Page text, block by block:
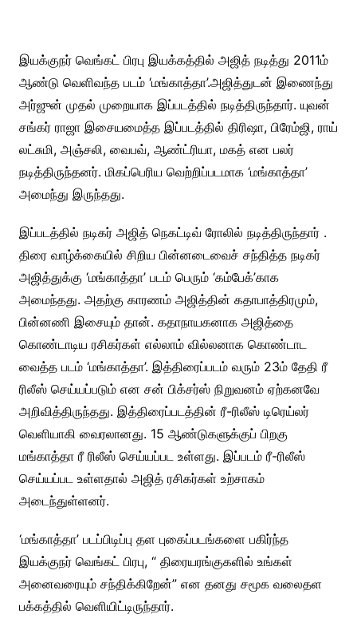
இயக்குநர் வெங்கட் பிரபு இயக்கத்தில் அஜித் நடித்து 2011ம்
ஆண்டு வெளிவந்த படம் ‘மங்காத்தா’.அஜித்துடன் இணைந்து
அர்ஜுன் முதல் முறையாக இப்படத்தில் நடித்திருந்தார். யுவன்
சங்கர் ராஜா இசையமைத்த இப்படத்தில் திரிஷா, பிரேம்ஜி, ராய்
லட்சுமி, அஞ்சலி, வைபவ், ஆண்ட்ரியா, மகத் என பலர்
நடித்திருந்தனர். மிகப்பெரிய வெற்றிப்படமாக ‘மங்காத்தா’
அமைந்து இருந்தது.
இப்படத்தில் நடிகர் அஜித் நெகட்டிவ் ரோலில் நடித்திருந்தார் .
திரை வாழ்க்கையில் சிறிய பின்னடைவைச் சந்தித்த நடிகர்
அஜித்துக்கு ‘மங்காத்தா’ படம் பெரும் ‘கம்பேக்’காக
அமைந்தது. அதற்கு காரணம் அஜித்தின் கதாபாத்திரமும்,
பின்னணி இசையும் தான். கதாநாயகனாக அஜித்தை
கொண்டாடிய ரசிகர்கள் எல்லாம் வில்லனாக கொண்டாட
வைத்த படம் ‘மங்காத்தா’. இத்திரைப்படம் வரும் 23ம் தேதி ரீ
ரிலீஸ் செய்யப்படும் என சன் பிக்சர்ஸ் நிறுவனம் ஏற்கனவே
அறிவித்திருந்தது. இத்திரைப்படத்தின் ரீ-ரிலீஸ் டிரெய்லர்
வெளியாகி வைரலானது. 15 ஆண்டுகளுக்குப் பிறகு
மங்காத்தா ரீ ரிலீஸ் செய்யப்பட உள்ளது. இப்படம் ரீ-ரிலீஸ்
செய்யப்பட உள்ளதால் அஜித் ரசிகர்கள் உற்சாகம்
அடைந்துள்ளனர்.
‘மங்காத்தா’ படப்பிடிப்பு தள புகைப்படங்களை பகிர்ந்த
இயக்குநர் வெங்கட் பிரபு, “ திரையரங்குகளில் உங்கள்
அனைவரையும் சந்திக்கிறேன்” என தனது சமூக வலைதள
பக்கத்தில் வெளியிட்டிருந்தார்.